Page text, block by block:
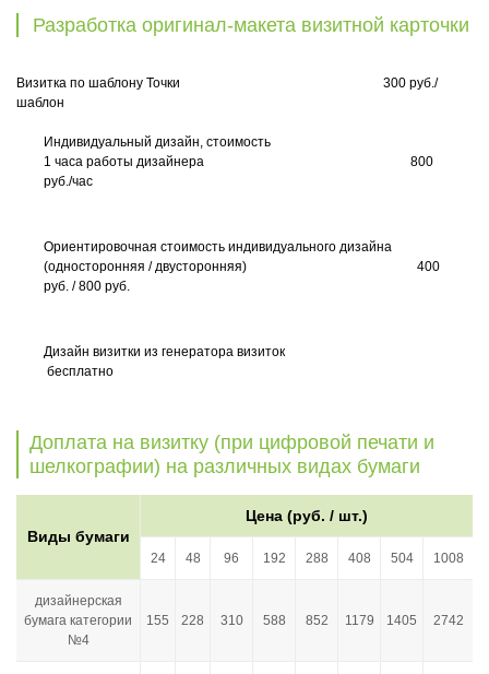
Разработка оригинал-макета визитной карточки
Визитка по шаблону Точки 300 руб./
шаблон
Индивидуальный дизайн, стоимость
1 часа работы дизайнера 800
руб./час
Ориентировочная стоимость индивидуального дизайна
(односторонняя / двусторонняя) 400
руб. / 800 руб.
Дизайн визитки из генератора визиток
бесплатно
Доплата на визитку (при цифровой печати и
шелкографии) на различных видах бумаги
Виды бумаги
Цена (руб. / шт.)
24 48 96 192 288 408 504 1008
дизайнерская
бумага категории
№4
155 228 310 588 852 1179 1405 2742